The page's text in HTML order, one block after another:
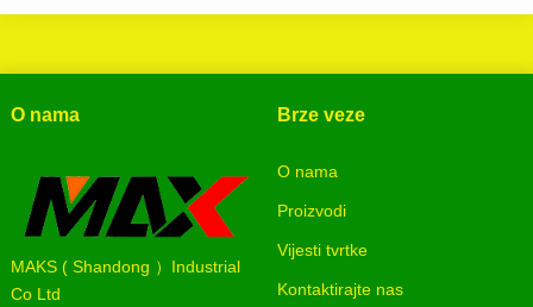
O nama
MAKS ( Shandong ）Industrial
Co Ltd
Brze veze
O nama
Proizvodi
Vijesti tvrtke
Kontaktirajte nas